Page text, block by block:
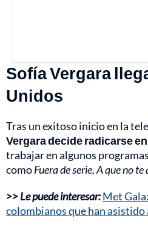
Sofía Vergara
Unidos
Tras un exitoso inicio en la
Vergara decide radicarse
trabajar en algunos
comoFuera de serie, A que no
>> Le puede interesar:Met
colombianos que han